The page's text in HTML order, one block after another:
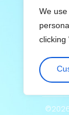
We
clicking